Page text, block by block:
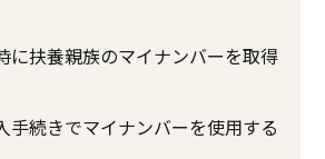
に扶養親族のマイナンバーを取得
手続きでマイナンバーを使用する